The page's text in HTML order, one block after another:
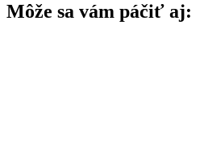
Môže sa vám páčiť aj: